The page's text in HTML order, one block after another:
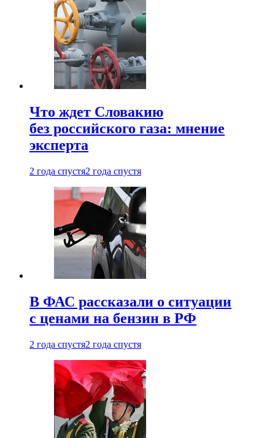
Что ждет Словакию
без российского газа: мнение
эксперта
2 года спустя2 года спустя
В ФАС рассказали о ситуации
с ценами на бензин в РФ
2 года спустя2 года спустя